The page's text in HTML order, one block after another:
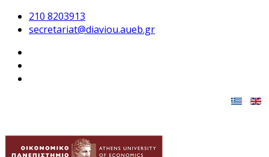
210 8203913
secretariat@diaviou.aueb.gr